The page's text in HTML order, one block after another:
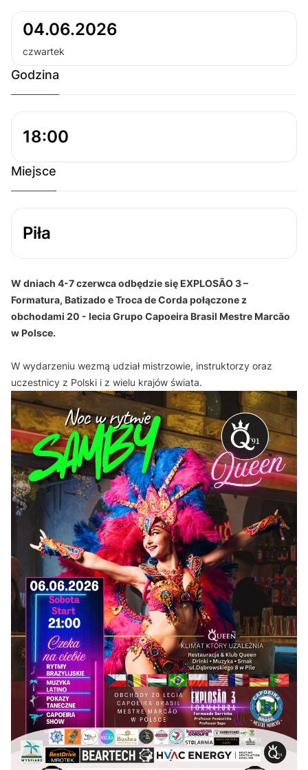
04.06.2026
czwartek
Godzina
18:00
Miejsce
Piła
W dniach 4-7 czerwca odbędzie się EXPLOSÃO 3 –
Formatura, Batizado e Troca de Corda połączone z
obchodami 20 - lecia Grupo Capoeira Brasil Mestre Marcão
w Polsce.
W wydarzeniu wezmą udział mistrzowie, instruktorzy oraz
uczestnicy z Polski i z wielu krajów świata.